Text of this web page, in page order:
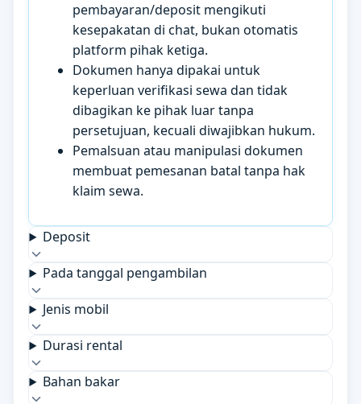
pembayaran/deposit mengikuti
kesepakatan di chat, bukan otomatis
platform pihak ketiga.
Dokumen hanya dipakai untuk
keperluan verifikasi sewa dan tidak
dibagikan ke pihak luar tanpa
persetujuan, kecuali diwajibkan hukum.
Pemalsuan atau manipulasi dokumen
membuat pemesanan batal tanpa hak
klaim sewa.
Deposit
Pada tanggal pengambilan
Jenis mobil
Durasi rental
Bahan bakar